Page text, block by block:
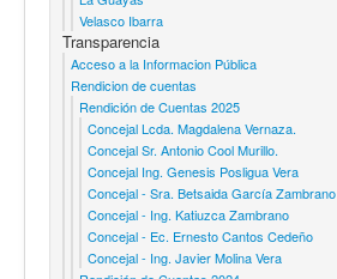
Velasco Ibarra
Transparencia
Acceso a la Informacion Pública
Rendicion de cuentas
Rendición de Cuentas 2025
Concejal Lcda. Magdalena Vernaza.
Concejal Sr. Antonio Cool Murillo.
Concejal Ing. Genesis Posligua Vera
Concejal - Sra. Betsaida García Zambrano
Concejal - Ing. Katiuzca Zambrano
Concejal - Ec. Ernesto Cantos Cedeño
Concejal - Ing. Javier Molina Vera